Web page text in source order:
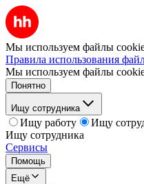
Мы используем файлы
Правила использования
Мы используем файлы
Понятно
Ищу сотрудника
Ищу работу
Ищу
Ищу сотрудника
Сервисы
Помощь
Ещё